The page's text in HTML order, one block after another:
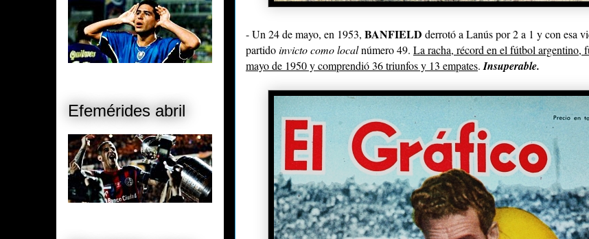
- Un 24 de mayo, en 1953, BANFIELD derrotó a Lanús por2 a 1 y con esa
partidoinvicto como localnúmero 49. La racha, récord en el fútbol argentino,
mayo de 1950 y comprendió 36 triunfos y 13 empates. Insuperable.
Efemérides abril